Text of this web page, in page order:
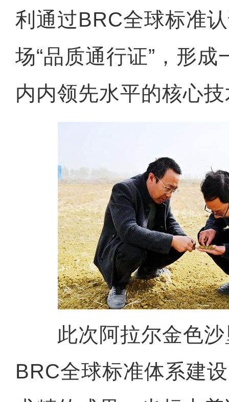
利通过BRC全球标准
场“品质通行证”，形
内内领先水平的核心
此次阿拉尔金色沙
BRC全球标准体系建